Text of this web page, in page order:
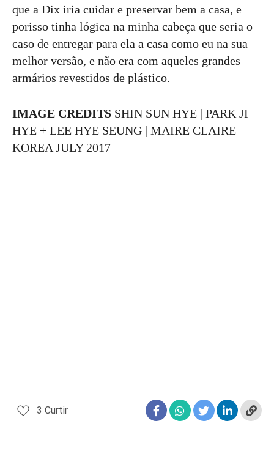
que a Dix iria cuidar e preservar bem a casa, e
porisso tinha lógica na minha cabeça que seria o
caso de entregar para ela a casa como eu na sua
melhor versão, e não era com aqueles grandes
armários revestidos de plástico.
IMAGE CREDITS SHIN SUN HYE | PARK JI
HYE + LEE HYE SEUNG | MAIRE CLAIRE
KOREA JULY 2017
3 Curtir